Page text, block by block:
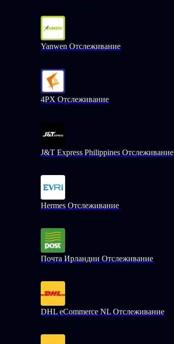
Yanwen Отслеживание
4PX Отслеживание
J&T Express Philippines Отслеживание
Hermes Отслеживание
Почта Ирландии Отслеживание
DHL eCommerce NL Отслеживание